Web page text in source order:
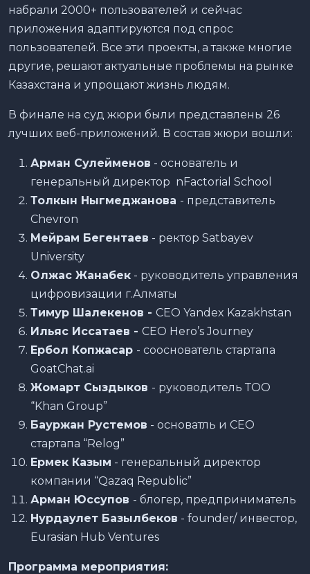
набрали 2000+ пользователей и сейчас
приложения адаптируются под спрос
пользователей. Все эти проекты, а также многие
другие, решают актуальные проблемы на рынке
Казахстана и упрощают жизнь людям.
В финале на суд жюри были представлены 26
лучших веб-приложений. В состав жюри вошли:
Арман Сулейменов - основатель и
генеральный директор nFactorial School
Толкын Ныгмеджанова - представитель
Chevron
Мейрам Бегентаев - ректор Satbayev
University
Олжас Жанабек - руководитель управления
цифровизации г.Алматы
Тимур Шалекенов - CEO Yandex Kazakhstan
Ильяс Иссатаев - CEO Hero’s Journey
Ербол Копжасар - сооснователь стартапа
GoatСhat.ai
Жомарт Сыздыков - руководитель ТОО
“Khan Group”
Бауржан Рустемов - основатль и СЕО
стартапа “Relog”
Ермек Казым - генеральный директор
компании “Qazaq Republic”
Арман Юссупов - блогер, предприниматель
Нурдаулет Базылбеков - founder/ инвестор,
Eurasian Hub Ventures
Программа мероприятия: